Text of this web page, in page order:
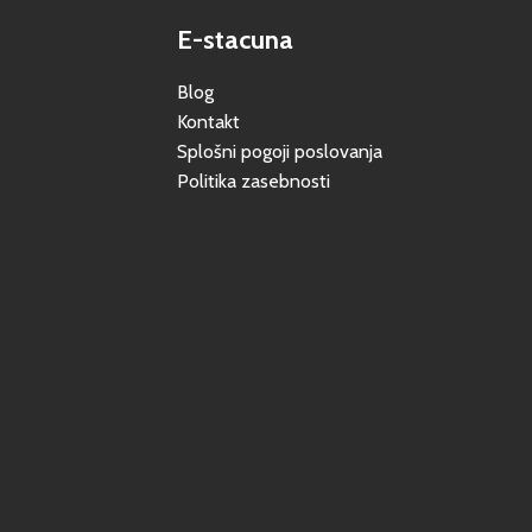
E-stacuna
Blog
Kontakt
Splošni pogoji poslovanja
Politika zasebnosti